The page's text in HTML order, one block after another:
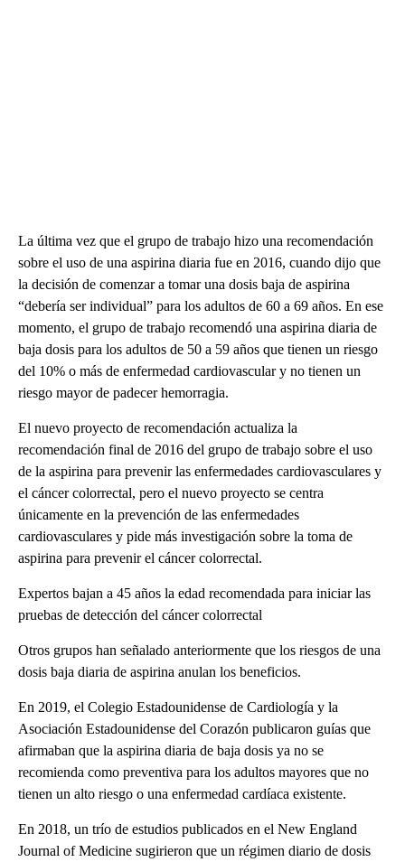
La última vez que el grupo de trabajo hizo una recomendación
sobre el uso de una aspirina diaria fue en 2016, cuando dijo que
la decisión de comenzar a tomar una dosis baja de aspirina
“debería ser individual” para los adultos de 60 a 69 años. En ese
momento, el grupo de trabajo recomendó una aspirina diaria de
baja dosis para los adultos de 50 a 59 años que tienen un riesgo
del 10% o más de enfermedad cardiovascular y no tienen un
riesgo mayor de padecer hemorragia.
El nuevo proyecto de recomendación actualiza la
recomendación final de 2016 del grupo de trabajo sobre el uso
de la aspirina para prevenir las enfermedades cardiovasculares y
el cáncer colorrectal, pero el nuevo proyecto se centra
únicamente en la prevención de las enfermedades
cardiovasculares y pide más investigación sobre la toma de
aspirina para prevenir el cáncer colorrectal.
Expertos bajan a 45 años la edad recomendada para iniciar las
pruebas de detección del cáncer colorrectal
Otros grupos han señalado anteriormente que los riesgos de una
dosis baja diaria de aspirina anulan los beneficios.
En 2019, el Colegio Estadounidense de Cardiología y la
Asociación Estadounidense del Corazón publicaron guías que
afirmaban que la aspirina diaria de baja dosis ya no se
recomienda como preventiva para los adultos mayores que no
tienen un alto riesgo o una enfermedad cardíaca existente.
En 2018, un trío de estudios publicados en el New England
Journal of Medicine sugirieron que un régimen diario de dosis